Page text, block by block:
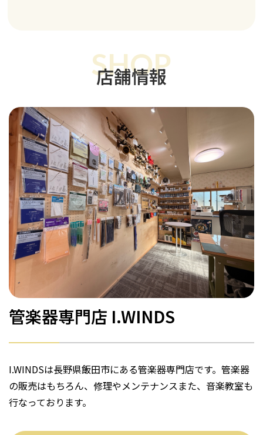
店舗情報
SHOP
管楽器専門店 I.WINDS
I.WINDSは長野県飯田市にある管楽器専門店です。管楽器
の販売はもちろん、修理やメンテナンスまた、音楽教室も
行なっております。